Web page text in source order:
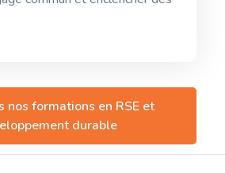
nos formations en RSE et
durable